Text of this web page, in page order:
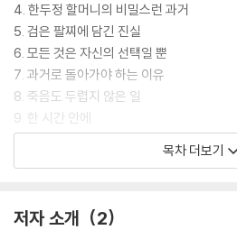
4. 한두정 할머니의 비밀스런 과거
5. 검은 팔찌에 담긴 진실
6. 모든 것은 자신의 선택일 뿐
7. 과거로 돌아가야 하는 이유
8. 죽음도 두렵지 않은 일
9. 한 시간 안에
10. 천 가닥의 이아숨
목차 더보기
저자 소개 2